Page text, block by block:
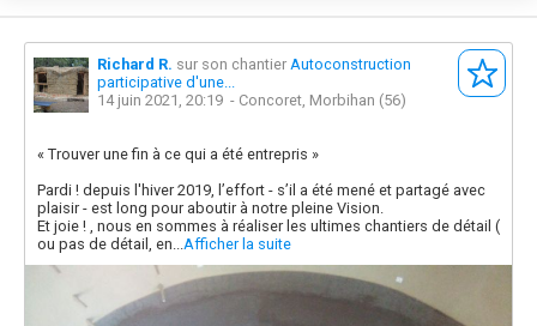
Richard R. sur son chantier Autoconstruction
participative d'une...
14 juin 2021, 20:19 - Concoret, Morbihan (56)
« Trouver une fin à ce qui a été entrepris »
Pardi ! depuis l'hiver 2019, l’effort - s’il a été mené et partagé avec
plaisir - est long pour aboutir à notre pleine Vision.
Et joie ! , nous en sommes à réaliser les ultimes chantiers de détail (
ou pas de détail, en...Afficher la suite